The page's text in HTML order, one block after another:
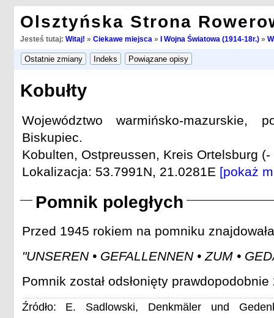
Olsztyńska Strona
Jesteś tutaj: Witaj! » Ciekawe miejsca » I Wojna Światowa (1914-18r.)»
Kobułty
Województwo warmińsko-mazurskie,
Biskupiec.
Kobulten, Ostpreussen, Kreis Ortelsburg (-
Lokalizacja: 53.7991N, 21.0281E [pokaż
Pomnik poległych
Przed 1945 rokiem na pomniku
"UNSEREN • GEFALLENNEN • ZUM •
Pomnik został odsłonięty
Źródło: E. Sadlowski, Denkmäler und